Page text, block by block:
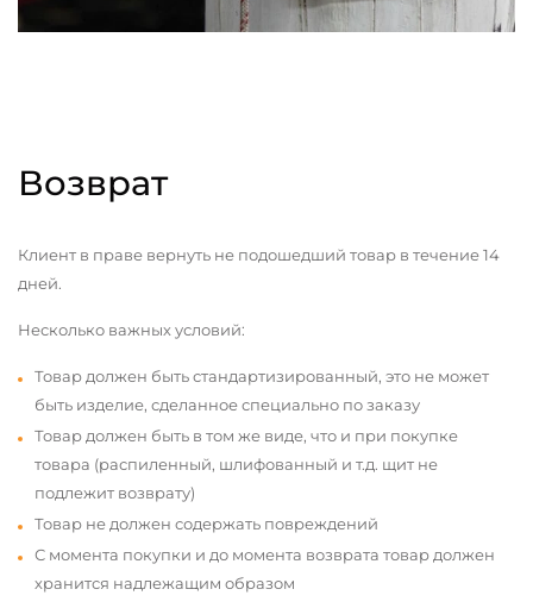
Возврат
Клиент в праве вернуть не подошедший товар в течение 14
дней.
Несколько важных условий:
Товар должен быть стандартизированный, это не может
быть изделие, сделанное специально по заказу
Товар должен быть в том же виде, что и при покупке
товара (распиленный, шлифованный и т.д. щит не
подлежит возврату)
Товар не должен содержать повреждений
С момента покупки и до момента возврата товар должен
хранится надлежащим образом